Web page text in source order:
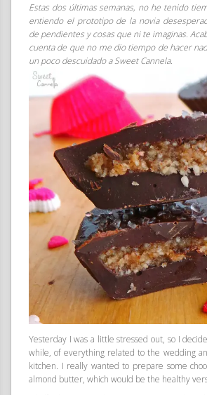
Estas dos últimas semanas, no he tenido
entiendo el prototipo de la novia
de pendientes y cosas que ni te imaginas.
cuenta de que no me dio tiempo de hacer
un poco descuidado a Sweet Cannela.
Yesterday I was a little stressed out, so I
while, of everything related to the wedding
kitchen. I really wanted to prepare some
almond butter, which would be the healthy